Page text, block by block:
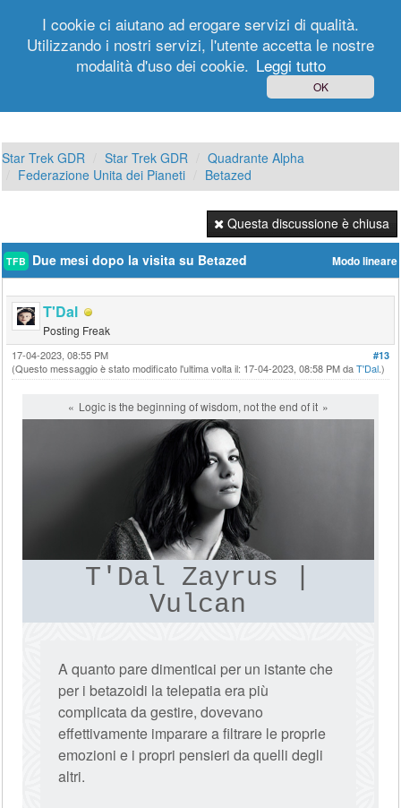
Registrati
Star Trek GDR Star Trek GDR
Quadrante Alpha
Federazione Unita dei Pianeti
Betazed
Questa discussione è chiusa
Modo lineare
TFB Due mesi dopo la visita su Betazed
T'Dal
Posting Freak
#13
17-04-2023, 08:55 PM
(Questo messaggio è stato modificato l'ultima volta il: 17-04-2023, 08:58 PM daT'Dal.)
Logic is the beginning of wisdom, not the end of it
T'Dal Zayrus |
Vulcan
A quanto pare dimenticai per un istante che
per i betazoidi la telepatia era più
complicata da gestire, dovevano
effettivamente imparare a filtrare le proprie
emozioni e i propri pensieri da quelli degli
altri.
I cookie ci aiutano ad erogare servizi di qualità.
Utilizzando i nostri servizi, l'utente accetta le nostre
modalità d'uso dei cookie. Leggi tutto
OK